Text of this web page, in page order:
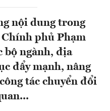
nội dung trong
phủ Phạm
bộ ngành, địa
đẩy mạnh, nâng
tác chuyển đổi